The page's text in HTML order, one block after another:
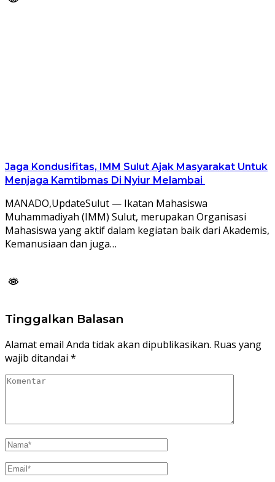
Jaga Kondusifitas, IMM Sulut Ajak Masyarakat Untuk
Menjaga Kamtibmas Di Nyiur Melambai
MANADO,UpdateSulut — Ikatan Mahasiswa
Muhammadiyah (IMM) Sulut, merupakan Organisasi
Mahasiswa yang aktif dalam kegiatan baik dari Akademis,
Kemanusiaan dan juga…
Tinggalkan Balasan
Alamat email Anda tidak akan dipublikasikan. Ruas yang
wajib ditandai *